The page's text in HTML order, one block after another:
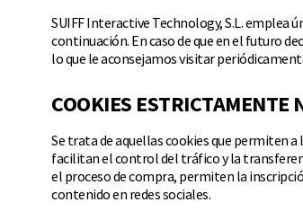
SUIFF Interactive Technology, S.L. emplea
continuación. En caso de que en el futuro
lo que le aconsejamos visitar
COOKIES ESTRICTAMENTE
Se trata de aquellas cookies que permiten
facilitan el control del tráfico y la
el proceso de compra, permiten la
contenido en redes sociales.